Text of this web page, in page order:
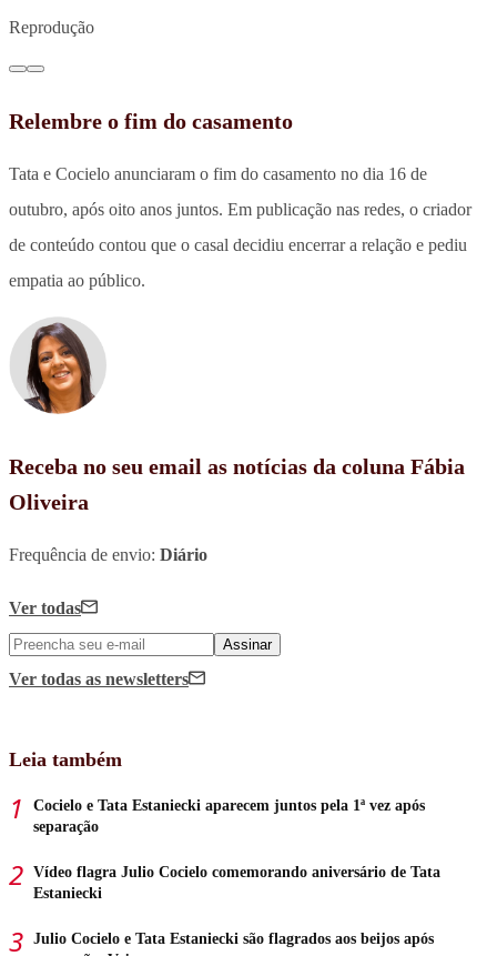
Reprodução
Relembre o fim do casamento
Tata e Cocielo anunciaram o fim do casamento no dia 16 de
outubro, após oito anos juntos. Em publicação nas redes, o criador
de conteúdo contou que o casal decidiu encerrar a relação e pediu
empatia ao público.
Receba no seu email as notícias da coluna Fábia
Oliveira
Frequência de envio: Diário
Ver todas
Assinar
Ver todas as newsletters
Leia também
Cocielo e Tata Estaniecki aparecem juntos pela 1ª vez após
separação
Vídeo flagra Julio Cocielo comemorando aniversário de Tata
Estaniecki
Julio Cocielo e Tata Estaniecki são flagrados aos beijos após